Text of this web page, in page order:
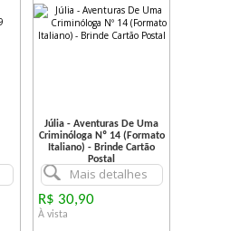
Júlia - Aventuras De Uma
Criminóloga Nº 14 (Formato
Italiano) - Brinde Cartão
Postal
Mais detalhes
R$ 30,90
À vista